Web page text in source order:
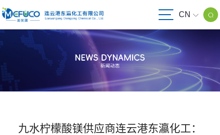
CN
九水柠檬酸镁供应商连云港东瀛化工：